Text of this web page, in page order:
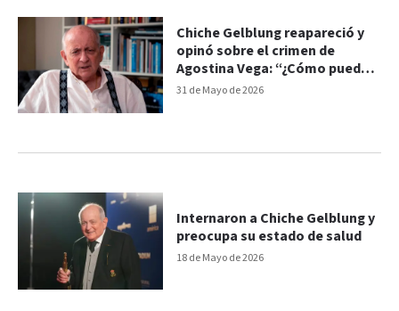
31 de Mayo de 2026
Chiche Gelblung reapareció y
opinó sobre el crimen de
Agostina Vega: “¿Cómo pueden
matar a una nena?”
18 de Mayo de 2026
Internaron a Chiche Gelblung y
preocupa su estado de salud